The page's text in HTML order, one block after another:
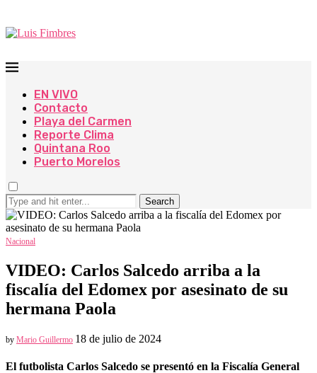
EN VIVO
Contacto
Playa del Carmen
Reporte Clima
Quintana Roo
Puerto Morelos
Search
Nacional
VIDEO: Carlos Salcedo arriba a la
fiscalía del Edomex por asesinato de su
hermana Paola
by Mario Guillermo 18 de julio de 2024
El futbolista Carlos Salcedo se presentó en la Fiscalía General